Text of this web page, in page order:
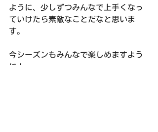
ように、少しずつみんなで上手くなっ
ていけたら素敵なことだなと思いま
す。
今シーズンもみんなで楽しめますよう
に！